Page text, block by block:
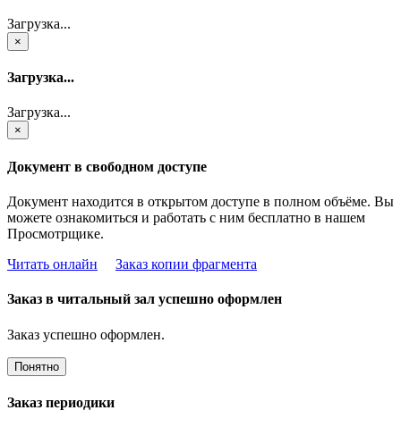
Загрузка...
×
Загрузка...
Загрузка...
×
Документ в свободном доступе
Документ находится в открытом доступе в полном объёме. Вы
можете ознакомиться и работать с ним бесплатно в нашем
Просмотрщике.
Читать онлайн
Заказ копии фрагмента
Заказ в читальный зал успешно оформлен
Заказ успешно оформлен.
Понятно
Заказ периодики